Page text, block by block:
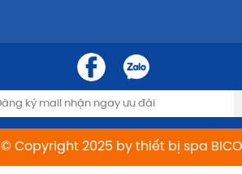
© Copyright 2025 by thiết bị spa BICO